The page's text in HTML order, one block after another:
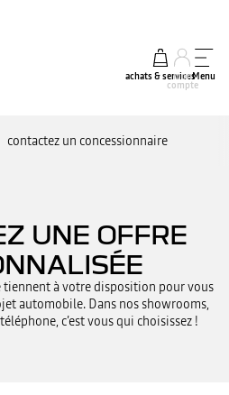
achats & services
mon
compte
Menu
contactez un concessionnaire
UNE OFFRE
tiennent à votre disposition pour vous
automobile. Dans nos showrooms,
c’est vous qui choisissez !​